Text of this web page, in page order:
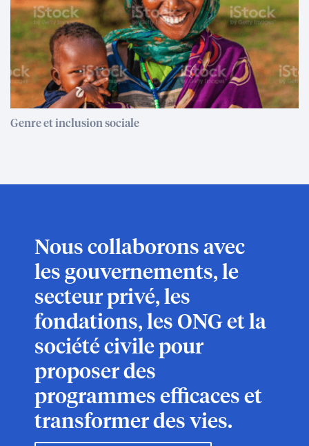
Genre et inclusion sociale
Nous collaborons avec
les gouvernements, le
secteur privé, les
fondations, les ONG et la
société civile pour
proposer des
programmes efficaces et
transformer des vies.